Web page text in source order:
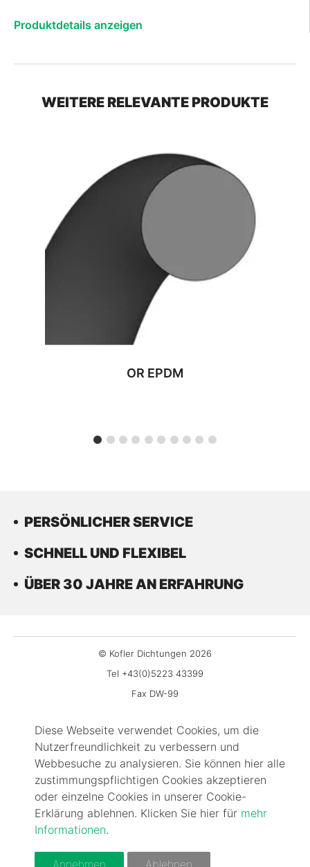
Diese Webseite verwendet Cookies, um die
Nutzerfreundlichkeit zu verbessern und
Webbesuche zu analysieren. Sie können hier alle
zustimmungspflichtigen Cookies akzeptieren
oder einzelne Cookies in unserer Cookie-
Erklärung ablehnen. Klicken Sie hier für mehr
Informationen.
Annehmen Ablehnen
Produktdetails anzeigen
WEITERE RELEVANTE PRODUKTE
OR EPDM
PERSÖNLICHER SERVICE
SCHNELL UND FLEXIBEL
ÜBER 30 JAHRE AN ERFAHRUNG
© Kofler Dichtungen 2026
Tel +43(0)5223 43399
Fax DW-99
Gewerbepark 3
6068 Mils
Impressum
Kontakt
FAQ
Cookie-Information